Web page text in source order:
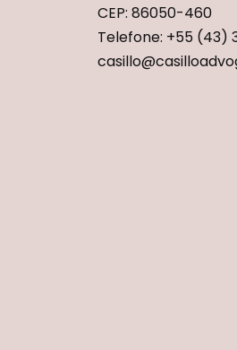
CEP: 86050-460
Telefone: +55 (43)